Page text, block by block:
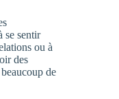
se sentir
ou à
des
de